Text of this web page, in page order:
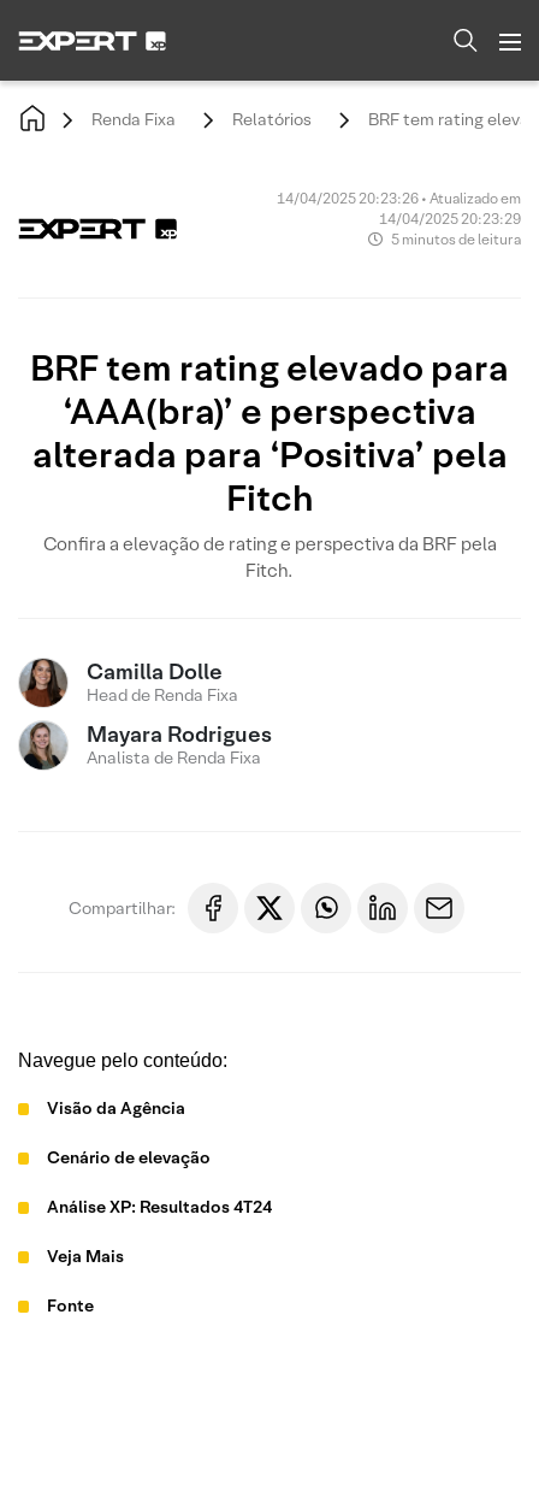
Renda Fixa Relatórios BRF tem rating
14/04/2025 20:23:26 • Atualizado em
14/04/2025 20:23:29
5 minutos de leitura
BRF tem rating elevado para
‘AAA(bra)’ e perspectiva
alterada para ‘Positiva’ pela
Fitch
Confira a elevação de rating e perspectiva da BRF pela
Fitch.
Camilla Dolle
Head de Renda Fixa
Mayara Rodrigues
Analista de Renda Fixa
Compartilhar:
Navegue pelo conteúdo:
Visão da Agência
Cenário de elevação
Análise XP: Resultados 4T24
Veja Mais
Fonte